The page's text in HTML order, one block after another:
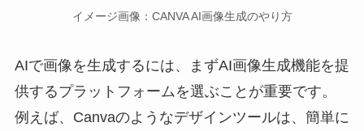
イメージ画像：CANVA AI画像生成のやり方
AIで画像を生成するには、まずAI画像生成機能を提
供するプラットフォームを選ぶことが重要です。
例えば、Canvaのようなデザインツールは、簡単に